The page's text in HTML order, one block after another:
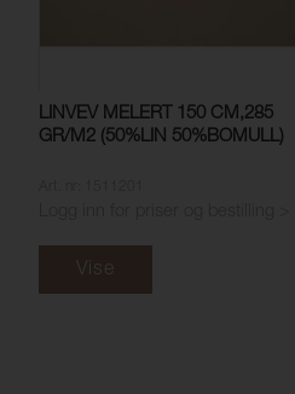
LINVEV MELERT 150 CM,285
GR/M2 (50%LIN 50%BOMULL)
Vise